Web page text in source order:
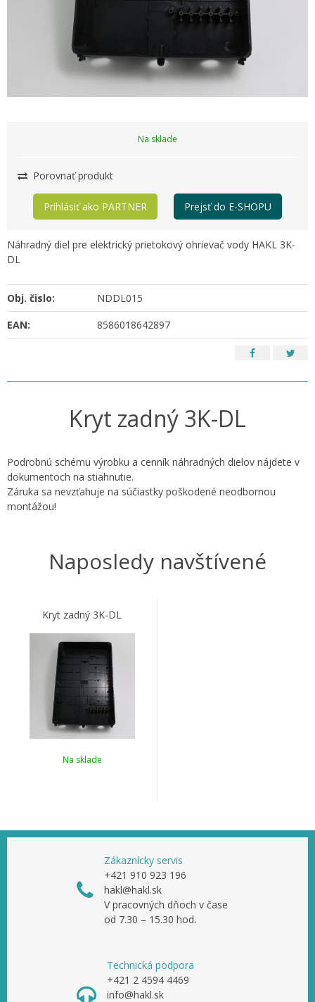
Na sklade
Porovnať produkt
Prihlásiť ako PARTNER Prejsť do E-SHOPU
Náhradný diel pre elektrický prietokový ohrievač vody HAKL 3K-
DL
Obj. čislo:
NDDL015
EAN:
8586018642897
Kryt zadný 3K-DL
Podrobnú schému výrobku a cenník náhradných dielov nájdete v
dokumentoch na stiahnutie.
Záruka sa nevzťahuje na súčiastky poškodené neodbornou
montážou!
Naposledy navštívené
Kryt zadný 3K-DL
Na sklade
Zákaznícky servis
+421 910 923 196
hakl@hakl.sk
V pracovných dňoch v čase
od 7.30 – 15.30 hod.
Technická podpora
+421 2 4594 4469
info@hakl.sk